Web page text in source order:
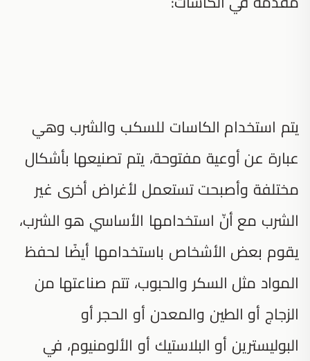
يتم استخدام الكاسات للسكب والشرب وهي
عبارة عن أوعية مفتوحة، يتم تصنيعها بأشكال
مختلفة وأصبحت تستعمل لأغراض أخرى غير
الشرب مع أنّ استخدامها الأساسي هو الشرب،
يقوم بعض الأشخاص باستخدامها أيضًا لحفظ
المواد مثل السكر والحبوب، تتم صناعتها من
الزجاج أو الطين والمعدن أو الحجر أو
البوليسترين أو البلاستيك أو الألومنيوم، في